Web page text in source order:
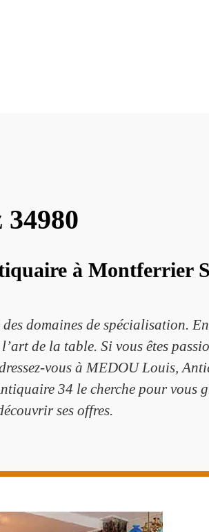
à Montferrier
domaines de spécialisation.
de la table. Si vous êtes
vous à MEDOU Louis,
34 le cherche pour vous
ses offres.